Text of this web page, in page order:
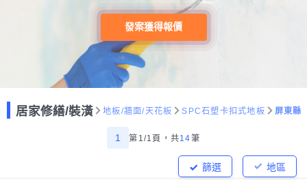
發案獲得報價
居家修繕/裝潢 地板/牆面/天花板 SPC石塑卡扣式地板 屏東縣
1 第1/1頁， 共14筆
地區
篩選